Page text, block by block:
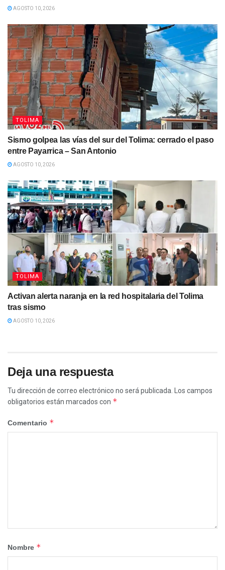
AGOSTO 10, 2026
TOLIMA
Sismo golpea las vías del sur del Tolima: cerrado el paso
entre Payarrica – San Antonio
AGOSTO 10, 2026
TOLIMA
Activan alerta naranja en la red hospitalaria del Tolima
tras sismo
AGOSTO 10, 2026
Deja una respuesta
Tu dirección de correo electrónico no será publicada.
Los campos
obligatorios están marcados con *
Comentario *
Nombre *